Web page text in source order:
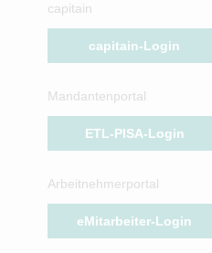
capitain
capitain-Login
Mandantenportal
ETL-PISA-Login
Arbeitnehmerportal
eMitarbeiter-Login